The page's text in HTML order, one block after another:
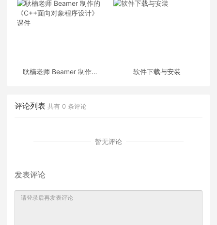
耿楠老师 Beamer 制作的
软件下载与安装
评论列表 共有 0 条评论
暂无评论
发表评论